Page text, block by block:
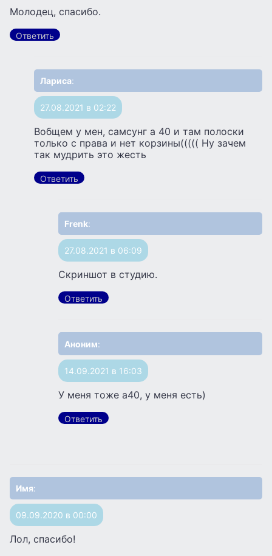
Молодец, спасибо.
Ответить
Лариса:
27.08.2021 в 02:22
Вобщем у мен, самсунг а 40 и там полоски
только с права и нет корзины((((( Ну зачем
так мудрить это жесть
Ответить
Frenk:
27.08.2021 в 06:09
Скриншот в студию.
Ответить
Аноним:
14.09.2021 в 16:03
У меня тоже а40, у меня есть)
Ответить
Имя:
09.09.2020 в 00:00
Лол, спасибо!